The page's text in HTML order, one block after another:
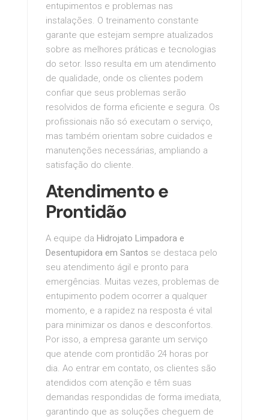
entupimentos e problemas nas
instalações. O treinamento constante
garante que estejam sempre atualizados
sobre as melhores práticas e tecnologias
do setor. Isso resulta em um atendimento
de qualidade, onde os clientes podem
confiar que seus problemas serão
resolvidos de forma eficiente e segura. Os
profissionais não só executam o serviço,
mas também orientam sobre cuidados e
manutenções necessárias, ampliando a
satisfação do cliente.
Atendimento e
Prontidão
A equipe da Hidrojato Limpadora e
Desentupidora em Santos se destaca pelo
seu atendimento ágil e pronto para
emergências. Muitas vezes, problemas de
entupimento podem ocorrer a qualquer
momento, e a rapidez na resposta é vital
para minimizar os danos e desconfortos.
Por isso, a empresa garante um serviço
que atende com prontidão 24 horas por
dia. Ao entrar em contato, os clientes são
atendidos com atenção e têm suas
demandas respondidas de forma imediata,
garantindo que as soluções cheguem de